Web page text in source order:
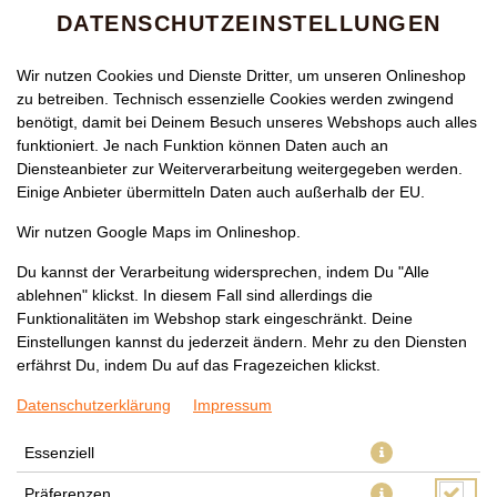
311 AVOCADO MINI MAKI
ROLL
DATENSCHUTZEINSTELLUNGEN
Wir nutzen Cookies und Dienste Dritter, um unseren Onlineshop
zu betreiben. Technisch essenzielle Cookies werden zwingend
benötigt, damit bei Deinem Besuch unseres Webshops auch alles
funktioniert. Je nach Funktion können Daten auch an
Diensteanbieter zur Weiterverarbeitung weitergegeben werden.
Einige Anbieter übermitteln Daten auch außerhalb der EU.
Wir nutzen Google Maps im Onlineshop.
Du kannst der Verarbeitung widersprechen, indem Du "Alle
ablehnen" klickst. In diesem Fall sind allerdings die
Funktionalitäten im Webshop stark eingeschränkt. Deine
Einstellungen kannst du jederzeit ändern. Mehr zu den Diensten
erfährst Du, indem Du auf das Fragezeichen klickst.
Datenschutzerklärung Impressum
Essenziell